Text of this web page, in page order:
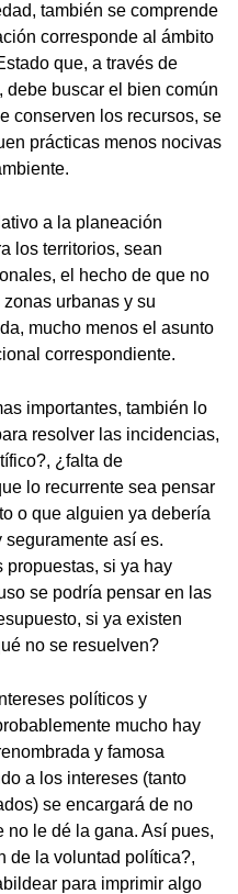
también se comprende
corresponde al ámbito
que, a través de
buscar el bien común
conserven los recursos, se
prácticas menos nocivas
a la planeación
los territorios, sean
el hecho de que no
urbanas y su
mucho menos el asunto
correspondiente.
importantes, también lo
resolver las incidencias,
¿falta de
lo recurrente sea pensar
o que alguien ya debería
así es.
propuestas, si ya hay
se podría pensar en las
si ya existen
no se resuelven?
políticos y
mucho hay
y famosa
a los intereses (tanto
se encargará de no
no le dé la gana. Así pues,
de la voluntad política?,
para imprimir algo